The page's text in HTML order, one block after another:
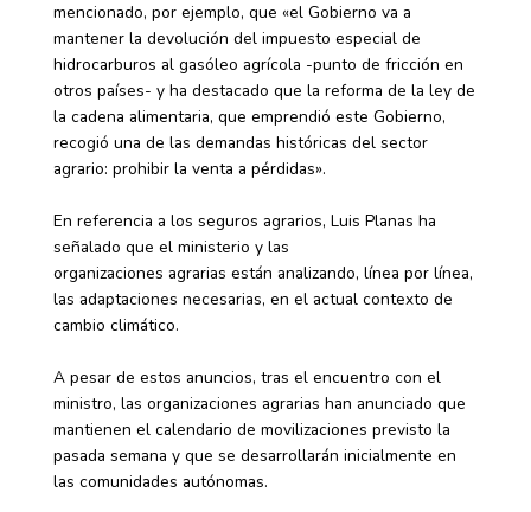
mencionado, por ejemplo, que «el Gobierno va a
mantener la devolución del impuesto especial de
hidrocarburos al gasóleo agrícola -punto de fricción en
otros países- y ha destacado que la reforma de la ley de
la cadena alimentaria, que emprendió este Gobierno,
recogió una de las demandas históricas del sector
agrario: prohibir la venta a pérdidas».
En referencia a los seguros agrarios, Luis Planas ha
señalado que el ministerio y las
organizaciones agrarias están analizando, línea por línea,
las adaptaciones necesarias, en el actual contexto de
cambio climático.
A pesar de estos anuncios, tras el encuentro con el
ministro, las organizaciones agrarias han anunciado que
mantienen el calendario de movilizaciones previsto la
pasada semana y que se desarrollarán inicialmente en
las comunidades autónomas.